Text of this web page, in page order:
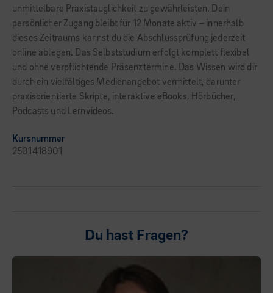
unmittelbare Praxistauglichkeit zu gewährleisten. Dein
persönlicher Zugang bleibt für 12 Monate aktiv – innerhalb
dieses Zeitraums kannst du die Abschlussprüfung jederzeit
online ablegen. Das Selbststudium erfolgt komplett flexibel
und ohne verpflichtende Präsenztermine. Das Wissen wird dir
durch ein vielfältiges Medienangebot vermittelt, darunter
praxisorientierte Skripte, interaktive eBooks, Hörbücher,
Podcasts und Lernvideos.
Kursnummer
2501418901
Du hast Fragen?